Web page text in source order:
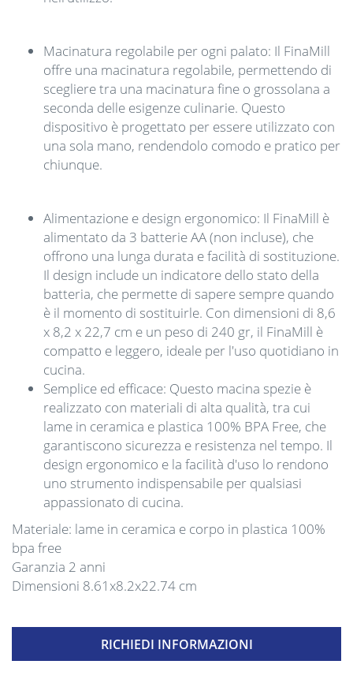
Macinatura regolabile per ogni palato: Il FinaMill
offre una macinatura regolabile, permettendo di
scegliere tra una macinatura fine o grossolana a
seconda delle esigenze culinarie. Questo
dispositivo è progettato per essere utilizzato con
una sola mano, rendendolo comodo e pratico per
chiunque.
Alimentazione e design ergonomico: Il FinaMill è
alimentato da 3 batterie AA (non incluse), che
offrono una lunga durata e facilità di sostituzione.
Il design include un indicatore dello stato della
batteria, che permette di sapere sempre quando
è il momento di sostituirle. Con dimensioni di 8,6
x 8,2 x 22,7 cm e un peso di 240 gr, il FinaMill è
compatto e leggero, ideale per l'uso quotidiano in
cucina.
Semplice ed efficace: Questo macina spezie è
realizzato con materiali di alta qualità, tra cui
lame in ceramica e plastica 100% BPA Free, che
garantiscono sicurezza e resistenza nel tempo. Il
design ergonomico e la facilità d'uso lo rendono
uno strumento indispensabile per qualsiasi
appassionato di cucina.
Materiale: lame in ceramica e corpo in plastica 100%
bpa free
Garanzia 2 anni
Dimensioni 8.61x8.2x22.74 cm
RICHIEDI INFORMAZIONI